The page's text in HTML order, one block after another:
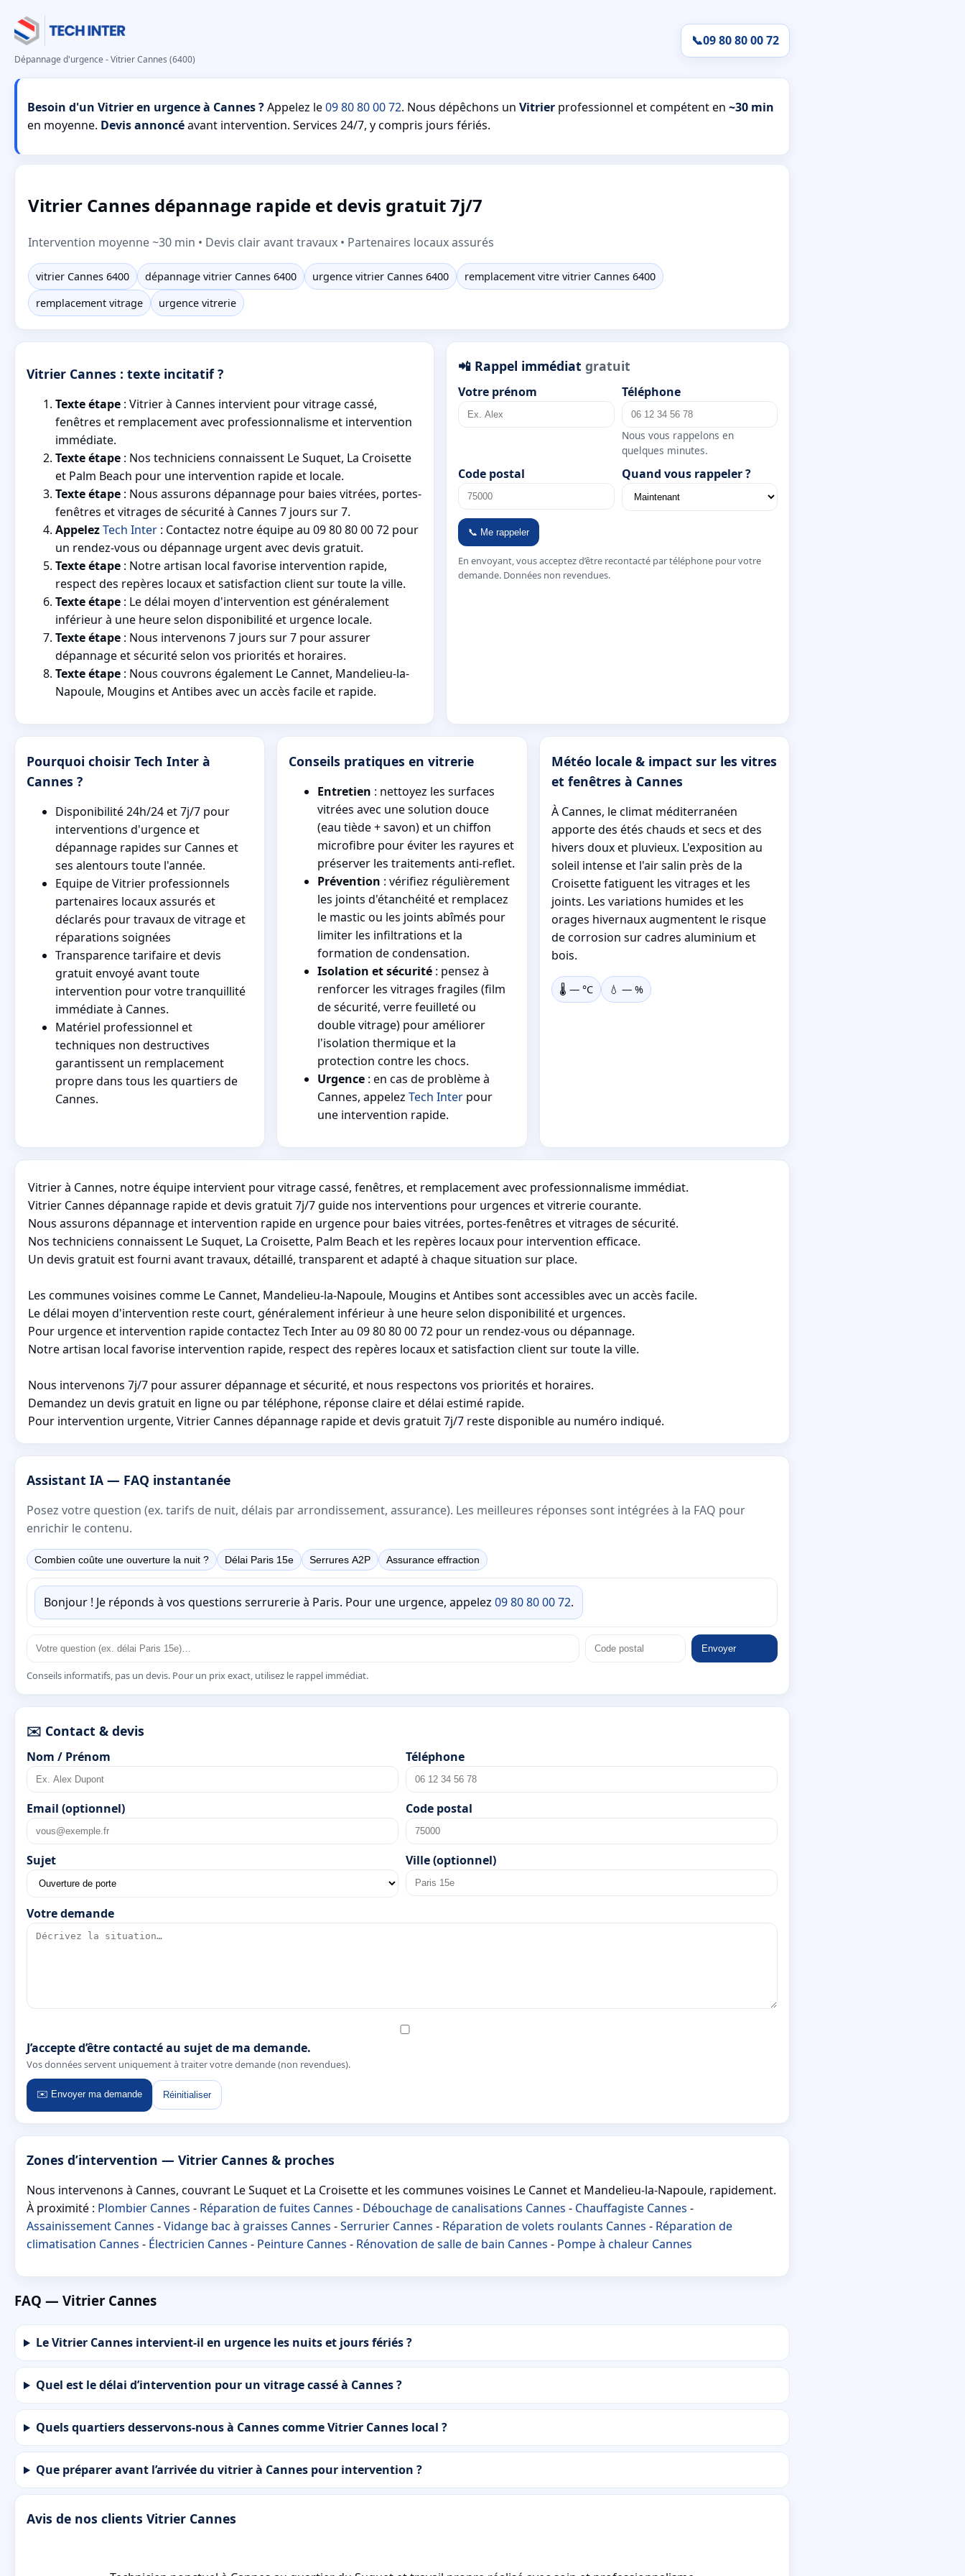
Dépannage d'urgence - Vitrier Cannes (6400)
📞09 80 80 00 72
Besoin d'un Vitrier en urgence à Cannes ?Appelez le09 80 80 00 72. Nous dépêchons un Vitrier professionnel et compétent en ~30 min
en moyenne. Devis annoncéavant intervention. Services 24/7, y compris jours fériés.
Vitrier Cannes dépannage rapide et devis gratuit 7j/7
Intervention moyenne ~30 min • Devis clair avant travaux • Partenaires locaux assurés
vitrier Cannes 6400 dépannage vitrier Cannes 6400 urgence vitrier Cannes 6400
remplacement vitre vitrier Cannes 6400
remplacement vitrage
urgence vitrerie
Vitrier Cannes : texte incitatif ?
Texte étape : Vitrier à Cannes intervient pour vitrage cassé,
fenêtres et remplacement avec professionnalisme et intervention
immédiate.
Texte étape : Nos techniciens connaissent Le Suquet, La Croisette
et Palm Beach pour une intervention rapide et locale.
Texte étape : Nous assurons dépannage pour baies vitrées, portes-
fenêtres et vitrages de sécurité à Cannes 7 jours sur 7.
AppelezTech Inter : Contactez notre équipe au 09 80 80 00 72 pour
un rendez-vous ou dépannage urgent avec devis gratuit.
Texte étape : Notre artisan local favorise intervention rapide,
respect des repères locaux et satisfaction client sur toute la ville.
Texte étape : Le délai moyen d'intervention est généralement
inférieur à une heure selon disponibilité et urgence locale.
Texte étape : Nous intervenons 7 jours sur 7 pour assurer
dépannage et sécurité selon vos priorités et horaires.
Texte étape : Nous couvrons également Le Cannet, Mandelieu-la-
Napoule, Mougins et Antibes avec un accès facile et rapide.
📲 Rappel immédiatgratuit
Votre prénom Téléphone
Nous vous rappelons en
quelques minutes.
Code postal Quand vous rappeler ?
📞 Me rappeler
En envoyant, vous acceptez d’être recontacté par téléphone pour votre
demande. Données non revendues.
Pourquoi choisir Tech Inter à
Cannes ?
Disponibilité 24h/24 et 7j/7 pour
interventions d'urgence et
dépannage rapides sur Cannes et
ses alentours toute l'année.
Equipe de Vitrier professionnels
partenaires locaux assurés et
déclarés pour travaux de vitrage et
réparations soignées
Transparence tarifaire et devis
gratuit envoyé avant toute
intervention pour votre tranquillité
immédiate à Cannes.
Matériel professionnel et
techniques non destructives
garantissent un remplacement
propre dans tous les quartiers de
Cannes.
Conseils pratiques en vitrerie
Entretien : nettoyez les surfaces
vitrées avec une solution douce
(eau tiède + savon) et un chiffon
microfibre pour éviter les rayures et
préserver les traitements anti-reflet.
Prévention : vérifiez régulièrement
les joints d'étanchéité et remplacez
le mastic ou les joints abîmés pour
limiter les infiltrations et la
formation de condensation.
Isolation et sécurité : pensez à
renforcer les vitrages fragiles (film
de sécurité, verre feuilleté ou
double vitrage) pour améliorer
l'isolation thermique et la
protection contre les chocs.
Urgence : en cas de problème à
Cannes, appelezTech Inter pour
une intervention rapide.
Météo locale & impact sur les vitres
et fenêtres à Cannes
À Cannes, le climat méditerranéen
apporte des étés chauds et secs et des
hivers doux et pluvieux. L'exposition au
soleil intense et l'air salin près de la
Croisette fatiguent les vitrages et les
joints. Les variations humides et les
orages hivernaux augmentent le risque
de corrosion sur cadres aluminium et
bois.
🌡️ —°C 💧 —%
Vitrier à Cannes, notre équipe intervient pour vitrage cassé, fenêtres, et remplacement avec professionnalisme immédiat.
Vitrier Cannes dépannage rapide et devis gratuit 7j/7 guide nos interventions pour urgences et vitrerie courante.
Nous assurons dépannage et intervention rapide en urgence pour baies vitrées, portes-fenêtres et vitrages de sécurité.
Nos techniciens connaissent Le Suquet, La Croisette, Palm Beach et les repères locaux pour intervention efficace.
Un devis gratuit est fourni avant travaux, détaillé, transparent et adapté à chaque situation sur place.
Les communes voisines comme Le Cannet, Mandelieu-la-Napoule, Mougins et Antibes sont accessibles avec un accès facile.
Le délai moyen d'intervention reste court, généralement inférieur à une heure selon disponibilité et urgences.
Pour urgence et intervention rapide contactez Tech Inter au 09 80 80 00 72 pour un rendez-vous ou dépannage.
Notre artisan local favorise intervention rapide, respect des repères locaux et satisfaction client sur toute la ville.
Nous intervenons 7j/7 pour assurer dépannage et sécurité, et nous respectons vos priorités et horaires.
Demandez un devis gratuit en ligne ou par téléphone, réponse claire et délai estimé rapide.
Pour intervention urgente, Vitrier Cannes dépannage rapide et devis gratuit 7j/7 reste disponible au numéro indiqué.
Assistant IA — FAQ instantanée
Posez votre question (ex. tarifs de nuit, délais par arrondissement, assurance). Les meilleures réponses sont intégrées à la FAQ pour
enrichir le contenu.
Combien coûte une ouverture la nuit ? Délai Paris 15e Serrures A2P Assurance effraction
Bonjour ! Je réponds à vos questions serrurerie à Paris. Pour une urgence, appelez 09 80 80 00 72.
Envoyer
Conseils informatifs, pas un devis. Pour un prix exact, utilisez le rappel immédiat.
✉️ Contact & devis
Nom / Prénom Téléphone
Email (optionnel) Code postal
Sujet Ville (optionnel)
Votre demande
J’accepte d’être contacté au sujet de ma demande.
Vos données servent uniquement à traiter votre demande (non revendues).
✉️ Envoyer ma demande Réinitialiser
Zones d’intervention — Vitrier Cannes & proches
Nous intervenons à Cannes, couvrant Le Suquet et La Croisette et les communes voisines Le Cannet et Mandelieu-la-Napoule, rapidement.
À proximité : Plombier Cannes - Réparation de fuites Cannes - Débouchage de canalisations Cannes - Chauffagiste Cannes -
Assainissement Cannes -Vidange bac à graisses Cannes -Serrurier Cannes - Réparation de volets roulants Cannes - Réparation de
climatisation Cannes - Électricien Cannes - Peinture Cannes - Rénovation de salle de bain Cannes - Pompe à chaleur Cannes
FAQ — Vitrier Cannes
Le Vitrier Cannes intervient-il en urgence les nuits et jours fériés ?
Quel est le délai d’intervention pour un vitrage cassé à Cannes ?
Quels quartiers desservons-nous à Cannes comme Vitrier Cannes local ?
Que préparer avant l’arrivée du vitrier à Cannes pour intervention ?
Avis de nos clients Vitrier Cannes